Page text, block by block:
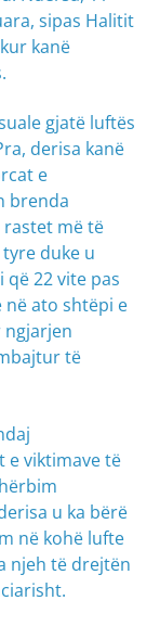
sipas Halitit
kanë
gjatë luftës
derisa kanë
e
brenda
më të
duke u
22 vite pas
ato shtëpi e
ngjarjen
të
e viktimave të
u ka bërë
në kohë lufte
njeh të drejtën